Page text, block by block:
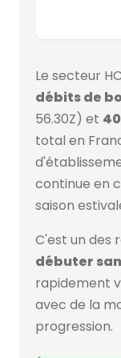
Le secteur
débits de
56.30Z) et
total en
continue en
saison
C'est un des
débuter
rapidement
avec de la
progression.